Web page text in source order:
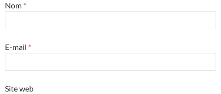
Nom *
E-mail *
Site web